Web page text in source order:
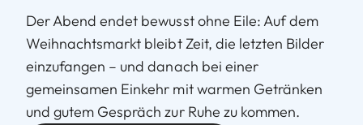
Der Abend endet bewusst ohne Eile: Auf dem
Weihnachtsmarkt bleibt Zeit, die letzten Bilder
einzufangen – und danach bei einer
gemeinsamen Einkehr mit warmen Getränken
und gutem Gespräch zur Ruhe zu kommen.